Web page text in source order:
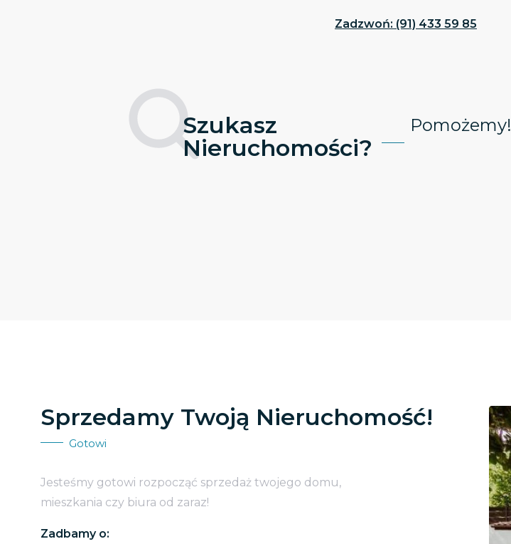
Zadzwoń: (91) 433 59 85
Szukasz
Nieruchomości?
Pomożemy!
Sprzedamy Twoją Nieruchomość!
Gotowi
Jesteśmy gotowi rozpocząć sprzedaż twojego domu,
mieszkania czy biura od zaraz!
Zadbamy o: